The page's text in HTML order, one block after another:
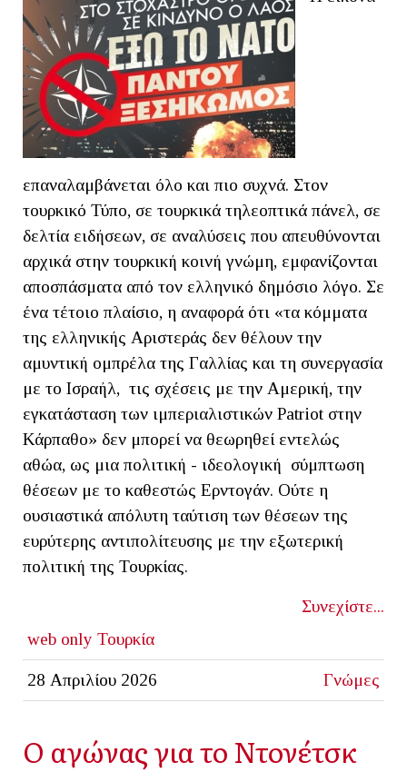
επαναλαμβάνεται όλο και πιο συχνά. Στον
τουρκικό Τύπο, σε τουρκικά τηλεοπτικά πάνελ, σε
δελτία ειδήσεων, σε αναλύσεις που απευθύνονται
αρχικά στην τουρκική κοινή γνώμη, εμφανίζονται
αποσπάσματα από τον ελληνικό δημόσιο λόγο. Σε
ένα τέτοιο πλαίσιο, η αναφορά ότι «τα κόμματα
της ελληνικής Αριστεράς δεν θέλουν την
αμυντική ομπρέλα της Γαλλίας και τη συνεργασία
με το Ισραήλ, τις σχέσεις με την Αμερική, την
εγκατάσταση των ιμπεριαλιστικών Patriot στην
Κάρπαθο» δεν μπορεί να θεωρηθεί εντελώς
αθώα, ως μια πολιτική - ιδεολογική σύμπτωση
θέσεων με το καθεστώς Ερντογάν. Ούτε η
ουσιαστικά απόλυτη ταύτιση των θέσεων της
ευρύτερης αντιπολίτευσης με την εξωτερική
πολιτική της Τουρκίας.
Συνεχίστε...
web only Τουρκία
28 Απριλίου 2026 Γνώμες
Ο αγώνας για το Ντονέτσκ